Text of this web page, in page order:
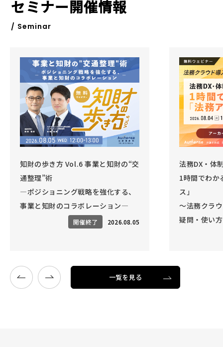
セミナー開催情報
/ Seminar
法務DX・体制改善のリソースに
1時間でわかる「法務アウトソー
ス」
～法務クラウド導入実績・よくある
疑問・使い方～
「効
～ど
一覧を見る